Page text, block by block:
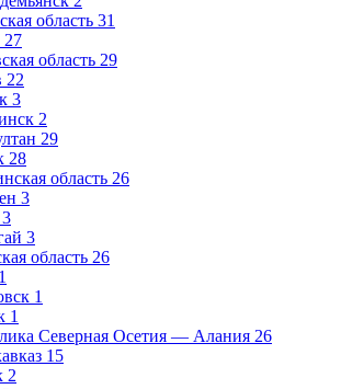
область 31
27
область 29
22
3
2
29
28
область 26
3
3
3
область 26
1
1
Северная Осетия — Алания 26
15
2